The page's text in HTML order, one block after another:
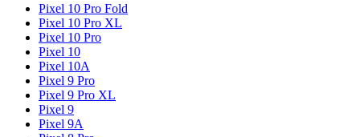
Pixel 10 Pro Fold
Pixel 10 Pro XL
Pixel 10 Pro
Pixel 10
Pixel 10A
Pixel 9 Pro
Pixel 9 Pro XL
Pixel 9
Pixel 9A